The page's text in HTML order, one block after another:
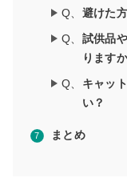
Q、 避けた
Q、 試供品
ります
Q、 キャッ
い？
まとめ